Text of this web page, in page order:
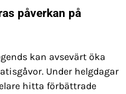
påverkan på
kan avsevärt öka
Under helgdagar
hitta förbättrade